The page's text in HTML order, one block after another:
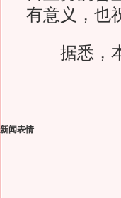
有意义，也
据悉，本
新闻表情